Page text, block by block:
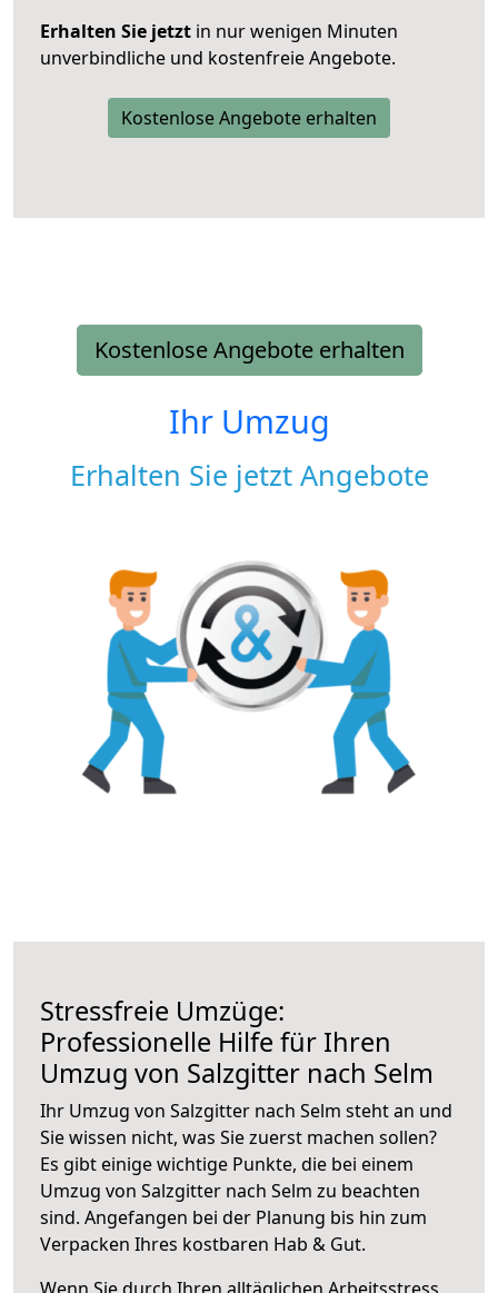
Erhalten Sie jetzt in nur wenigen Minuten
unverbindliche und kostenfreie Angebote.
Kostenlose Angebote erhalten
Kostenlose Angebote erhalten
Ihr Umzug
Erhalten Sie jetzt Angebote
Stressfreie Umzüge:
Professionelle Hilfe für Ihren
Umzug von Salzgitter nach Selm
Ihr Umzug von Salzgitter nach Selm steht an und
Sie wissen nicht, was Sie zuerst machen sollen?
Es gibt einige wichtige Punkte, die bei einem
Umzug von Salzgitter nach Selm zu beachten
sind. Angefangen bei der Planung bis hin zum
Verpacken Ihres kostbaren Hab & Gut.